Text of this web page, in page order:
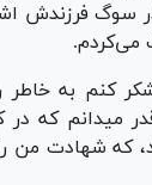
سوگ فرزندش
می‌کردم.
کنم به
که در
که شهادت من